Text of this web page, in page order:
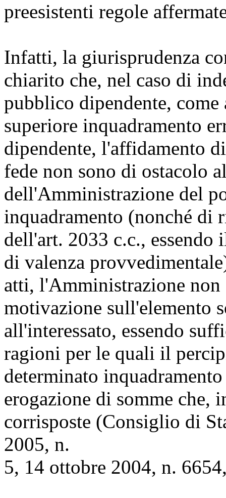
preesistenti regole
Infatti, la giurisprudenza
chiarito che, nel caso di
pubblico dipendente,
superiore inquadramento
dipendente, l'affidamento
fede non sono di ostacolo
dell'Amministrazione del
inquadramento (nonché di
dell'art. 2033 c.c.,
di valenza
atti, l'Amministrazione non
motivazione sull'elemento
all'interessato, essendo
ragioni per le quali il
determinato
erogazione di somme che,
corrisposte (Consiglio di
2005, n.
5, 14 ottobre 2004, n.